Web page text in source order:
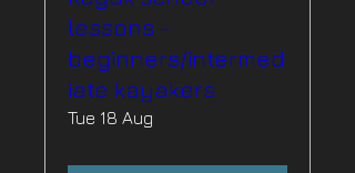
lessons -
beginners/intermed
iate kayakers
Tue 18 Aug